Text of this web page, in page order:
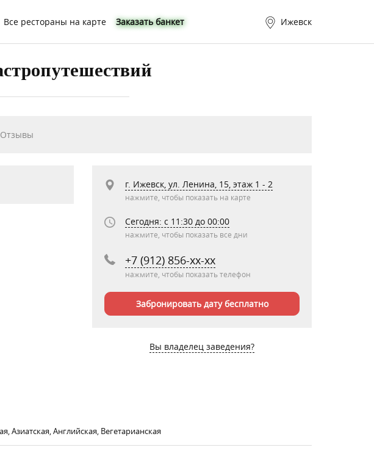
Все рестораны на карте Заказать банкет Ижевск
Отзывы
г. Ижевск, ул. Ленина, 15, этаж 1 - 2
нажмите, чтобы показать на карте
Сегодня: c 11:30 до 00:00
нажмите, чтобы показать все дни
+7 (912) 856-xx-xx
нажмите, чтобы показать телефон
Забронировать дату бесплатно
Вы владелец заведения?
Азиатская, Английская, Вегетарианская